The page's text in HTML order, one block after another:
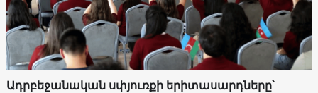
Ադրբեջանական սփյուռքի երիտասարդները՝